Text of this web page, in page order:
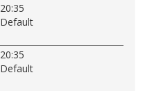
20:35
Default
20:35
Default